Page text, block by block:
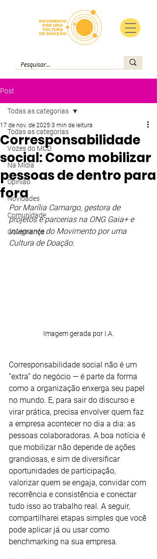
Post
Todas as categorias
Vozes do MCD
Na Mídia
Opinião
Novidades
Comunidade
Governança
Todas as categorias
Corresponsabilidade
social: Como mobilizar
pessoas de dentro para
fora
17 de nov. de 2025 3 min de leitura
Por Marília Camargo, gestora de
projetos e parcerias na ONG Gaia+ e
integrante do Movimento por uma
Cultura de Doação.
Imagem gerada por I.A.
Corresponsabilidade social não é um
“extra” do negócio — é parte da forma
como a organização enxerga seu papel
no mundo. E, para sair do discurso e
virar prática, precisa envolver quem faz
a empresa acontecer no dia a dia: as
pessoas colaboradoras. A boa notícia é
que mobilizar não depende de ações
grandiosas, e sim de diversificar
oportunidades de participação,
valorizar quem se engaja, convidar com
recorrência e consistência e conectar
tudo isso ao trabalho real. A seguir,
compartilharei etapas simples que você
pode aplicar já ou usar como
benchmarking na sua empresa.